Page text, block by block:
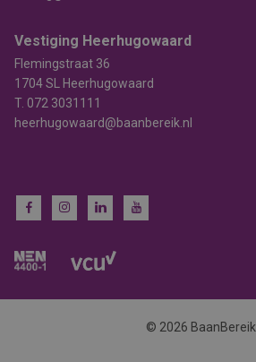
Vestiging Heerhugowaard
Flemingstraat 36
1704 SL Heerhugowaard
T. 072 3031111
heerhugowaard@baanbereik.nl
© 2026 BaanBereik